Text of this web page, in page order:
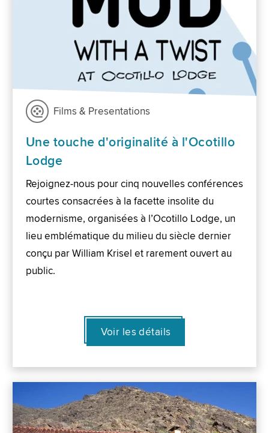
Films & Presentations
Une touche d'originalité à l'Ocotillo
Lodge
Rejoignez-nous pour cinq nouvelles conférences
courtes consacrées à la facette insolite du
modernisme, organisées à l’Ocotillo Lodge, un
lieu emblématique du milieu du siècle dernier
conçu par William Krisel et rarement ouvert au
public.
Voir les détails